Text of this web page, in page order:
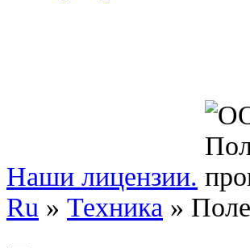
Наши лицензии.
Ru » Техника »